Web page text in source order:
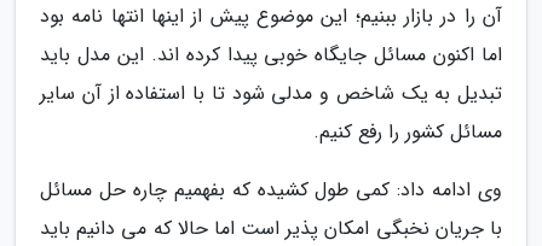
آن را در بازار ببنیم؛ این موضوع پیش از اینها انتها نامه بود
اما اکنون مسائل جایگاه خوبی پیدا کرده اند. این مدل باید
تبدیل به یک شاخص و مدلی شود تا با استفاده از آن سایر
مسائل کشور را رفع کنیم.
وی ادامه داد: کمی طول کشیده که بفهمیم چاره حل مسائل
با جریان نخبگی امکان پذیر است اما حالا که می دانیم باید